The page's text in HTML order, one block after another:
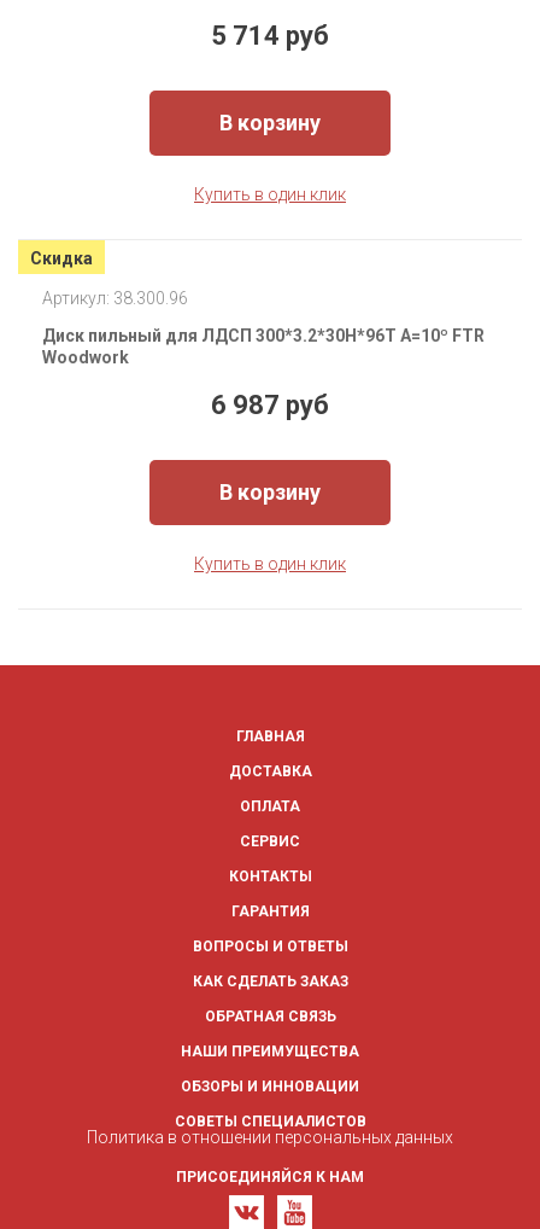
5 714 руб
В корзину
Купить в один клик
Артикул: 38.300.96
Диск пильный для ЛДСП 300*3.2*30H*96T A=10º FTR
Woodwork
6 987 руб
В корзину
Купить в один клик
Скидка
ГЛАВНАЯ
ДОСТАВКА
ОПЛАТА
СЕРВИС
КОНТАКТЫ
ГАРАНТИЯ
ВОПРОСЫ И ОТВЕТЫ
КАК СДЕЛАТЬ ЗАКАЗ
ОБРАТНАЯ СВЯЗЬ
НАШИ ПРЕИМУЩЕСТВА
ОБЗОРЫ И ИННОВАЦИИ
СОВЕТЫ СПЕЦИАЛИСТОВ
Политика в отношении персональных данных
ПРИСОЕДИНЯЙСЯ К НАМ